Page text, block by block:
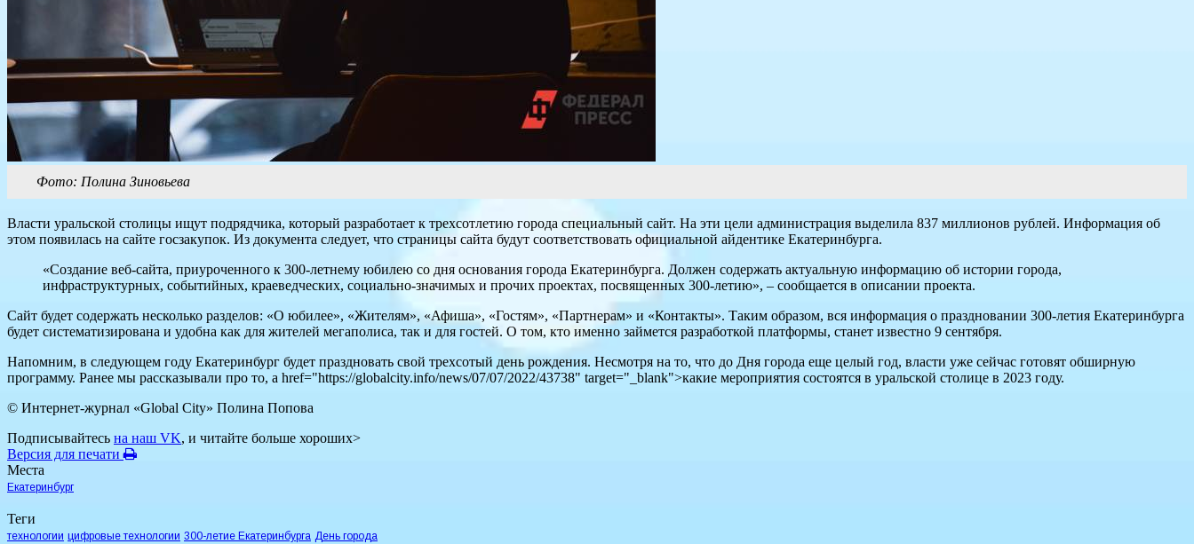
Фото: Полина Зиновьева
Власти уральской столицы ищут подрядчика, который разработает к трехсотлетию города специальный сайт. На эти цели администрация выделила 837 миллионов рублей. Информация об
этом появилась на сайте госзакупок. Из документа следует, что страницы сайта будут соответствовать официальной айдентике Екатеринбурга.
«Создание веб-сайта, приуроченного к 300-летнему юбилею со дня основания города Екатеринбурга. Должен содержать актуальную информацию об истории города,
инфраструктурных, событийных, краеведческих, социально-значимых и прочих проектах, посвященных 300-летию», – сообщается в описании проекта.
Сайт будет содержать несколько разделов: «О юбилее», «Жителям», «Афиша», «Гостям», «Партнерам» и «Контакты». Таким образом, вся информация о праздновании 300-летия Екатеринбурга
будет систематизирована и удобна как для жителей мегаполиса, так и для гостей. О том, кто именно займется разработкой платформы, станет известно 9 сентября.
Напомним, в следующем году Екатеринбург будет праздновать свой трехсотый день рождения. Несмотря на то, что до Дня города еще целый год, власти уже сейчас готовят обширную
программу. Ранее мы рассказывали про то, a href="https://globalcity.info/news/07/07/2022/43738" target="_blank">какие мероприятия состоятся в уральской столице в 2023 году.
© Интернет-журнал «Global City» Полина Попова
Подписывайтесь на наш VK, и читайте больше хороших>
Версия для печати
Места
Екатеринбург
Теги
технологии цифровые технологии 300-летие Екатеринбурга День города